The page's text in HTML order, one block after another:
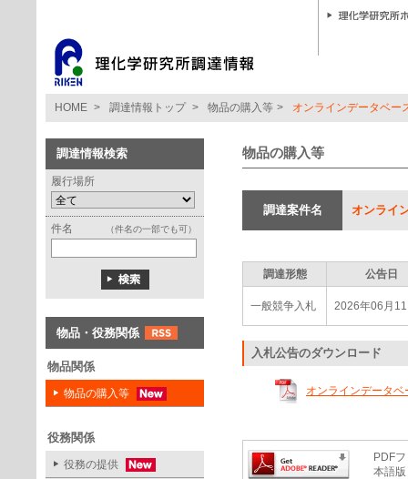
HOME > 調達情報トップ > 物品の購入等 > オンラインデータベー
調達情報検索
履行場所
件名 （件名の一部でも可）
物品・役務関係
物品関係
物品の購入等
役務関係
役務の提供
物品の購入等
調達案件名 オンライ
調達形態 公告日
一般競争入札 2026年06月
入札公告のダウンロード
オンラインデータ
PDF
本語